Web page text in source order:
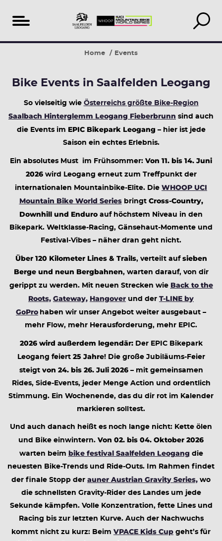
content
Saalfelden
years
Home Events
Bike Events in Saalfelden Leogang
So vielseitig wie Österreichs größte Bike-Region
Saalbach Hinterglemm Leogang Fieberbrunn sind auch
die Events im EPIC Bikepark Leogang – hier ist jede
Saison ein echtes Erlebnis.
Ein absolutes Must im Frühsommer: Von 11. bis 14. Juni
2026wird Leogang erneut zum Treffpunkt der
internationalen Mountainbike-Elite. Die WHOOP UCI
Mountain Bike World Seriesbringt Cross-Country,
Downhill und Enduro auf höchstem Niveau in den
Bikepark. Weltklasse-Racing, Gänsehaut-Momente und
Festival-Vibes – näher dran geht nicht.
Über 120 Kilometer Lines & Trails, verteilt auf sieben
Berge und neun Bergbahnen, warten darauf, von dir
gerippt zu werden. Mit neuen Strecken wie Back to the
Roots, Gateway, Hangover und der T-LINE by
GoPro haben wir unser Angebot weiter ausgebaut –
mehr Flow, mehr Herausforderung, mehr EPIC.
2026 wird außerdem legendär:Der EPIC Bikepark
Leogang feiert 25 Jahre! Die große Jubiläums-Feier
steigt von 24. bis 26. Juli 2026– mit gemeinsamen
Rides, Side-Events, jeder Menge Action und ordentlich
Stimmung. Ein Wochenende, das du dir rot im Kalender
markieren solltest.
Und auch danach heißt es noch lange nicht: Kette ölen
und Bike einwintern. Von 02. bis 04. Oktober 2026
warten beim bike festival Saalfelden Leogang die
neuesten Bike-Trends und Ride-Outs. Im Rahmen findet
der finale Stopp der auner Austrian Gravity Series, wo
die schnellsten Gravity-Rider des Landes um jede
Sekunde kämpfen. Volle Konzentration, fette Lines und
Racing bis zur letzten Kurve. Auch der Nachwuchs
kommt nicht zu kurz: Beim VPACE Kids Cup geht’s für